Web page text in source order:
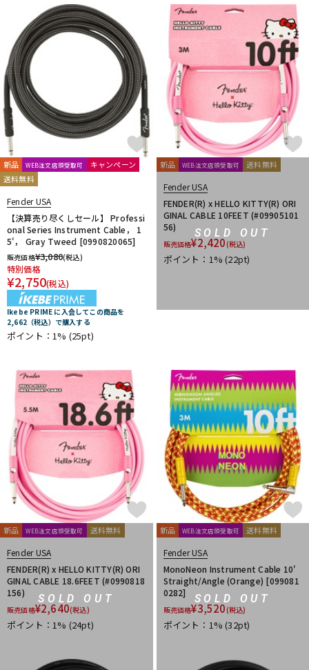
新品 WEB注文店頭受取可
キャンペーン
送料無料
Fender USA
【決算売り尽くしセール】 Professi
onal Series Instrument Cable， 1
5'， Gray Tweed [0990820065]
販売価格¥3,080(税込)
特別価格
¥2,750(税込)
Ikebe PRIME に入会してこの商品を
2,662（税込）で購入する
ポイント：1% (25pt)
SOLD OUT
新品 WEB注文店頭受取可 送料無料
Fender USA
FENDER(R) x HELLO KITTY(R) ORI
GINAL CABLE 10FEET (#09905101
56)
販売価格¥2,420(税込)
ポイント：1%(22pt)
SOLD OUT
新品 WEB注文店頭受取可 送料無料
Fender USA
FENDER(R) x HELLO KITTY(R) ORI
GINAL CABLE 18.6FEET (#0990818
156)
販売価格¥2,640(税込)
ポイント：1% (24pt)
SOLD OUT
新品 WEB注文店頭受取可 送料無料
Fender USA
MonoNeon Instrument Cable 10'
Straight/Angle (Orange) [099081
0282]
販売価格¥3,520(税込)
ポイント：1%(32pt)